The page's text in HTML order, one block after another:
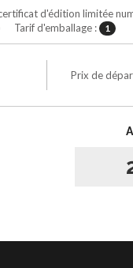
d'édition limitée
Tarif d'emballage : 1
Prix de